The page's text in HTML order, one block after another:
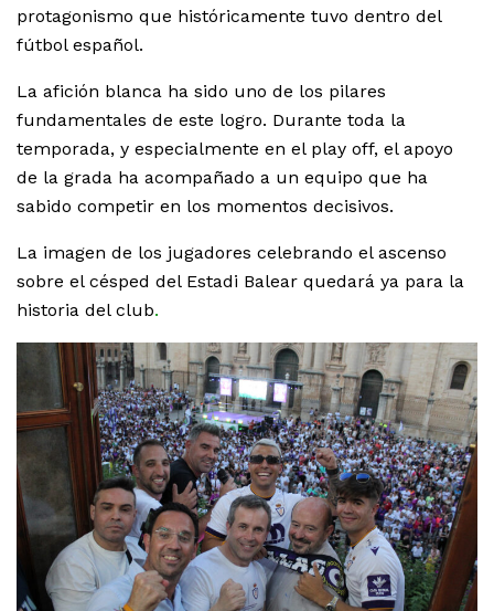
protagonismo que históricamente tuvo dentro del
fútbol español.
La afición blanca ha sido uno de los pilares
fundamentales de este logro. Durante toda la
temporada, y especialmente en el play off, el apoyo
de la grada ha acompañado a un equipo que ha
sabido competir en los momentos decisivos.
La imagen de los jugadores celebrando el ascenso
sobre el césped del Estadi Balear quedará ya para la
historia del club.